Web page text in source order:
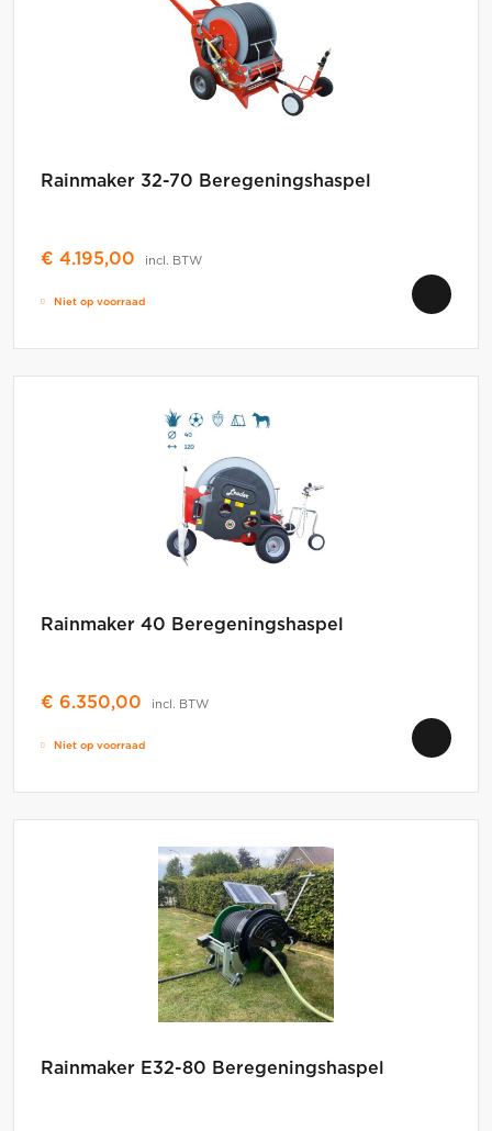
Rainmaker 32-70 Beregeningshaspel
€ 4.195,00 incl. BTW
Niet op voorraad
Rainmaker 40 Beregeningshaspel
€ 6.350,00 incl. BTW
Niet op voorraad
Rainmaker E32-80 Beregeningshaspel